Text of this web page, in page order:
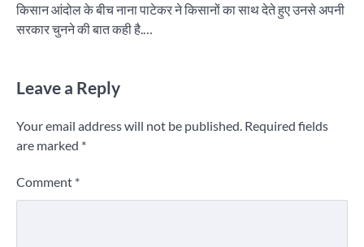
किसान आंदोल के बीच नाना पाटेकर ने किसानों का साथ देते हुए उनसे अपनी
सरकार चुनने की बात कही है.…
Leave a Reply
Your email address will not be published. Required fields
are marked *
Comment *